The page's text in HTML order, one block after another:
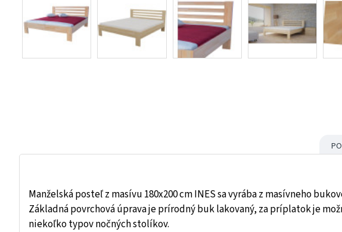
Manželská posteľ z masívu 180x200 cm INES sa vyrába z masívneho
Základná povrchová úprava je prírodný buk lakovaný, za príplatok je
niekoľko typov nočných stolíkov.